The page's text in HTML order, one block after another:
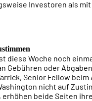
Investoren als
diese Woche noch
Gebühren oder
Senior Fellow
nicht auf
beide Seiten